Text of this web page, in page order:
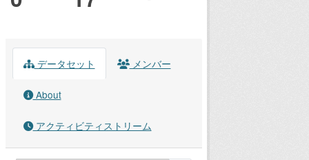
データセット メンバー
About
アクティビティストリーム